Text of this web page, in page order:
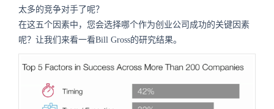
太多的竞争对手了呢？
在这五个因素中，您会选择哪个作为创业公司成功的关键因素
呢？让我们来看一看Bill Gross的研究结果。